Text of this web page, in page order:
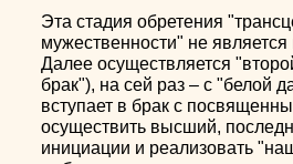
Эта стадия обретения
мужественности" не
Далее осуществляется
брак"), на сей раз – с "белой
вступает в брак с
осуществить высший,
инициации и реализовать